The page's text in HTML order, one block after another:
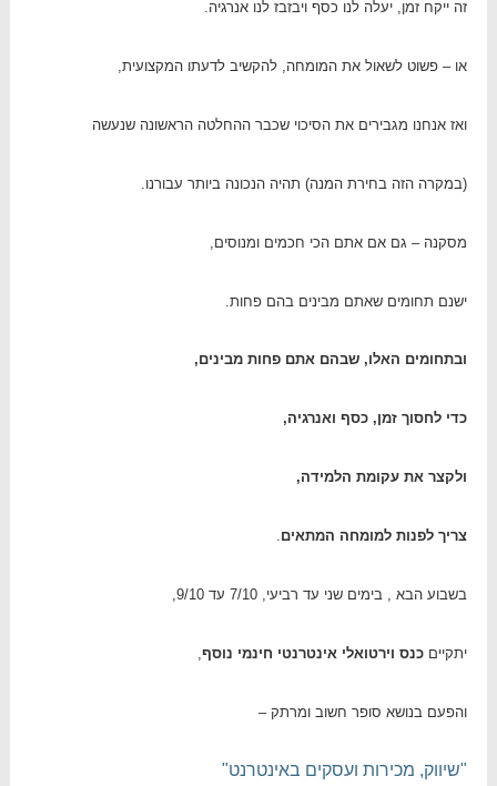
זה ייקח זמן, יעלה לנו כסף ויבזבז לנו אנרגיה.
או – פשוט לשאול את המומחה, להקשיב לדעתו המקצועית,
ואז אנחנו מגבירים את הסיכוי שכבר ההחלטה הראשונה שנעשה
(במקרה הזה בחירת המנה) תהיה הנכונה ביותר עבורנו.
מסקנה – גם אם אתם הכי חכמים ומנוסים,
ישנם תחומים שאתם מבינים בהם פחות.
ובתחומים האלו, שבהם אתם פחות מבינים,
כדי לחסוך זמן, כסף ואנרגיה,
ולקצר את עקומת הלמידה,
צריך לפנות למומחה המתאים.
בשבוע הבא , בימים שני עד רביעי, 7/10 עד 9/10,
יתקייםכנס וירטואלי אינטרנטי חינמי נוסף
והפעם בנושא סופר חשוב ומרתק –
"שיווק, מכירות ועסקים באינטרנט"